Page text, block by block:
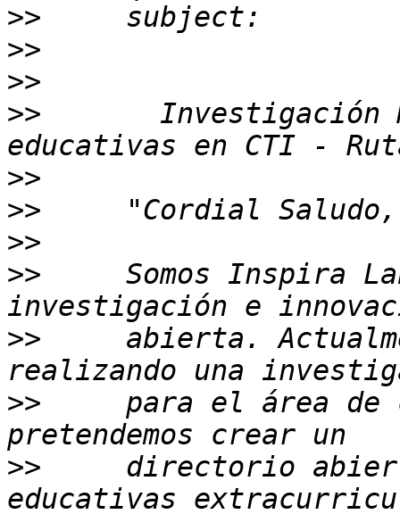
>>
>>
>>
>>
Investigación
>>
>>
>>
>>
Somos Inspira
>>
abierta.
>>
para el área de
>>
directorio